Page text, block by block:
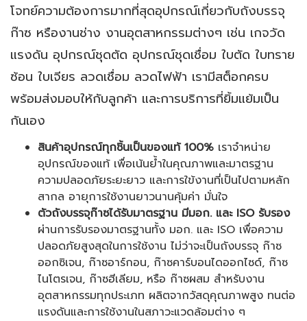
โจทย์ความต้องการมากที่สุดอุปกรณ์เกี่ยวกับถังบรรจุ
ก๊าซ หรืองานช่าง งานอุตสาหกรรมต่างๆ เช่น เกจวัด
แรงดัน อุปกรณ์ชุดตัด อุปกรณ์ชุดเชื่อม ใบตัด ใบทราย
ซ้อน ใบเจียร ลวดเชื่อม ลวดไฟฟ้า เรามีสต็อกครบ
พร้อมส่งมอบให้กับลูกค้า และการบริการที่ยิ้มแย้มเป็น
กันเอง
สินค้าอุปกรณ์ทุกชิ้นเป็นของแท้100% เราจำหน่าย
อุปกรณ์ของแท้ เพื่อเน้นย้ำในคุณภาพและมาตรฐาน
ความปลอดภัยระยะยาว และการใข้งานที่เป็นไปตามหลัก
สากล อายุการใช้งานยาวนานคุ้มค่า มั่นใจ
ตัวถังบรรจุก๊าซได้รับมาตรฐาน มีมอก. และ ISO รับรอง
ผ่านการรับรองมาตรฐานทั้ง มอก. และ ISO เพื่อความ
ปลอดภัยสูงสุดในการใช้งาน ไม่ว่าจะเป็นถังบรรจุ ก๊าซ
ออกซิเจน, ก๊าซอาร์กอน, ก๊าซคาร์บอนไดออกไซด์, ก๊าซ
ไนโตรเจน, ก๊าซฮีเลียม, หรือ ก๊าซผสม สำหรับงาน
อุตสาหกรรมทุกประเภท ผลิตจากวัสดุคุณภาพสูง ทนต่อ
แรงดันและการใช้งานในสภาวะแวดล้อมต่าง ๆ